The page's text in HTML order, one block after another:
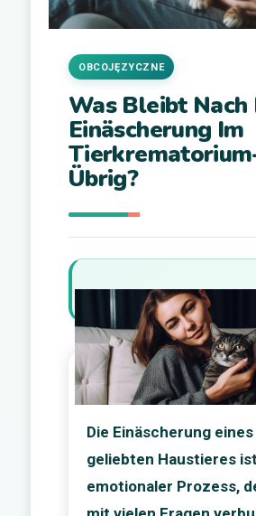
Was Bleibt Nach
Einäscherung Im
Übrig?
OBCOJĘZYCZNE
Die Einäscherung eines
geliebten Haustieres
emotionaler Prozess,